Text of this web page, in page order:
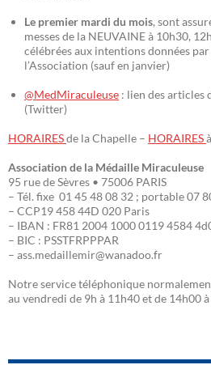
Le premier mardi du mois, sont
messes de la NEUVAINE à 10h30,
célébrées aux intentions données
l’Association (sauf en janvier)
@MedMiraculeuse : lien des articles
(Twitter)
HORAIRESde la Chapelle – HORAIRES
Association de la Médaille Miraculeuse
95 rue de Sèvres • 75006 PARIS
– Tél. fixe 01 45 48 08 32 ; portable 07
– CCP19 458 44D 020 Paris
– IBAN : FR81 2004 1000 0119 4584
– BIC : PSSTFRPPPAR
– ass.medaillemir@wanadoo.fr
Notre service téléphonique
au vendredi de 9h à 11h40 et de 14h00